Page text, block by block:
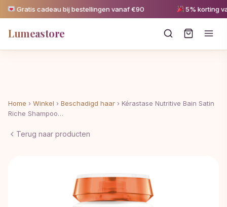
Gratis cadeau bij bestellingen vanaf €90 5% korting
Lumeastore
Home › Winkel › Beschadigd haar › Kérastase Nutritive Bain Satin
Riche Shampoo…
Terug naar producten